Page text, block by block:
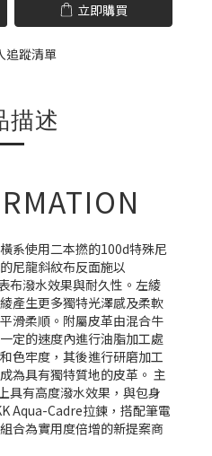
立即購買
追蹤清單
描述
系使用二本撚的100d特殊尼
尼龍斜紋布反面施以
布潑水效果與耐久性。左綾
產生更多獨特光澤感及柔軟
滑柔順。附屬皮革由混合牛
定的速度內進行油脂加工處
色牢度，其後進行研磨加工
為具有獨特質地的皮革。 主
具有高度潑水效果，與包身
Aqua-Cadre拉鍊，搭配筆電
合為實用度倍增的新提案商